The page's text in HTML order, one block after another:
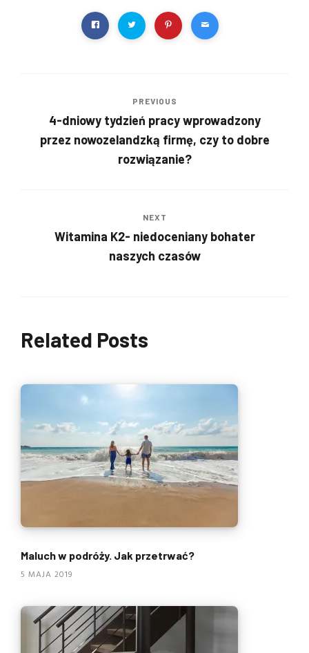
PREVIOUS
4-dniowy tydzień pracy wprowadzony
przez nowozelandzką firmę, czy to dobre
rozwiązanie?
NEXT
Witamina K2- niedoceniany bohater
naszych czasów
Related Posts
Maluch w podróży. Jak przetrwać?
5 MAJA 2019